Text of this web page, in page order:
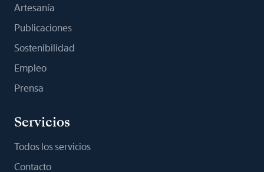
Artesanía
Publicaciones
Sostenibilidad
Empleo
Prensa
Servicios
Todos los servicios
Contacto